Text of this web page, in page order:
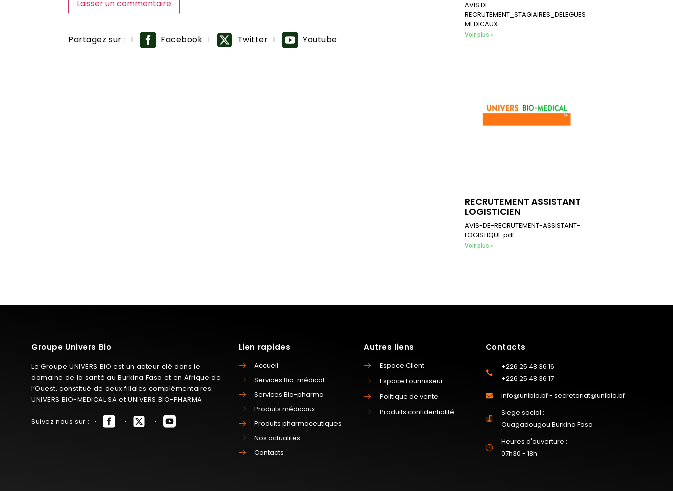
Partagez sur : Facebook Twitter Youtube
AVIS DE
RECRUTEMENT_STAGIAIRES_DELEGUES
MEDICAUX
Voir plus »
RECRUTEMENT ASSISTANT
LOGISTICIEN
AVIS-DE-RECRUTEMENT-ASSISTANT-
LOGISTIQUE.pdf
Voir plus »
Groupe Univers Bio
Le Groupe UNIVERS BIO est un acteur clé dans le
domaine de la santé au Burkina Faso et en Afrique de
l’Ouest, constitué de deux filiales complémentaires:
UNIVERS BIO-MEDICAL SA et UNIVERS BIO-PHARMA
Suivez nous sur :
Lien rapides
Accueil
Services Bio-médical
Services Bio-pharma
Produits médicaux
Produits pharmaceutiques
Nos actualités
Contacts
Autres liens
Espace Client
Espace Fournisseur
Politique de vente
Produits confidentialité
Contacts
+226 25 48 36 16
+226 25 48 36 17
info@unibio.bf - secretariat@unibio.bf
Siege social :
Ouagadougou Burkina Faso
Heures d'ouverture :
07h30 - 18h